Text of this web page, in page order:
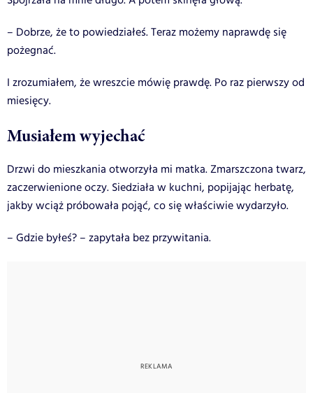
– Dobrze, że to powiedziałeś. Teraz możemy naprawdę się
pożegnać.
I zrozumiałem, że wreszcie mówię prawdę. Po raz pierwszy od
miesięcy.
Musiałem wyjechać
Drzwi do mieszkania otworzyła mi matka. Zmarszczona twarz,
zaczerwienione oczy. Siedziała w kuchni, popijając herbatę,
jakby wciąż próbowała pojąć, co się właściwie wydarzyło.
– Gdzie byłeś? – zapytała bez przywitania.